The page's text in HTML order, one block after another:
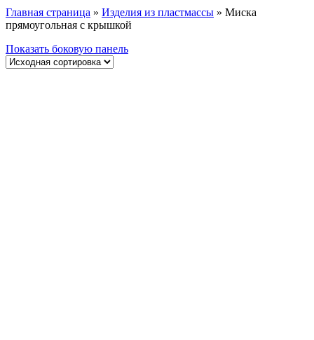
Главная страница » Изделия из пластмассы » Миска
прямоугольная с крышкой
Показать боковую панель